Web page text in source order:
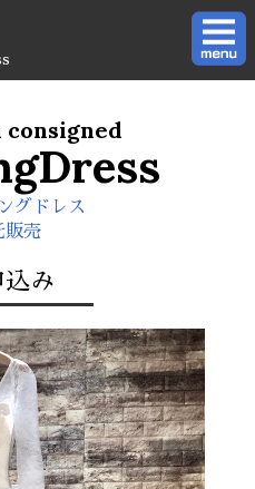
consigned
グドレス
販売
み